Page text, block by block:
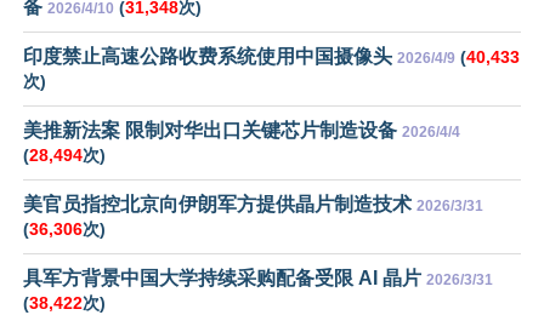
备 2026/4/10 (31,348次)
印度禁止高速公路收费系统使用中国摄像头 2026/4/9 (40,433
次)
美推新法案 限制对华出口关键芯片制造设备 2026/4/4
(28,494次)
美官员指控北京向伊朗军方提供晶片制造技术 2026/3/31
(36,306次)
具军方背景中国大学持续采购配备受限 AI 晶片 2026/3/31
(38,422次)